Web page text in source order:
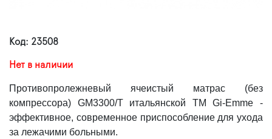
Код: 23508
Нет в наличии
Противопролежневый ячеистый матрас (без
компрессора) GM3300/T итальянской ТМ Gi-Emme -
эффективное, современное приспособление для ухода
за лежачими больными.